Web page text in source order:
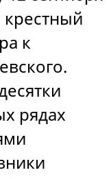
к
рядах